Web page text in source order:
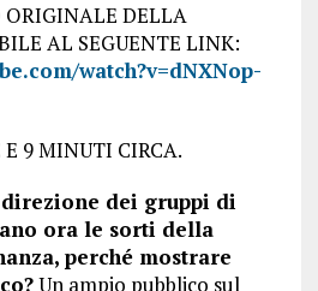
DELLA
AL SEGUENTE LINK:
watch?v=dNXNop-
E 9 MINUTI CIRCA.
direzione dei gruppi di
ora le sorti della
perché mostrare
Un ampio pubblico sul